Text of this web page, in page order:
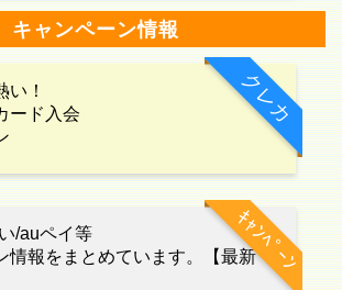
キャンペーン情報
クレカ
い！
ード入会
ｷｬﾝﾍﾟｰﾝ
/auペイ等
情報をまとめています。【最新